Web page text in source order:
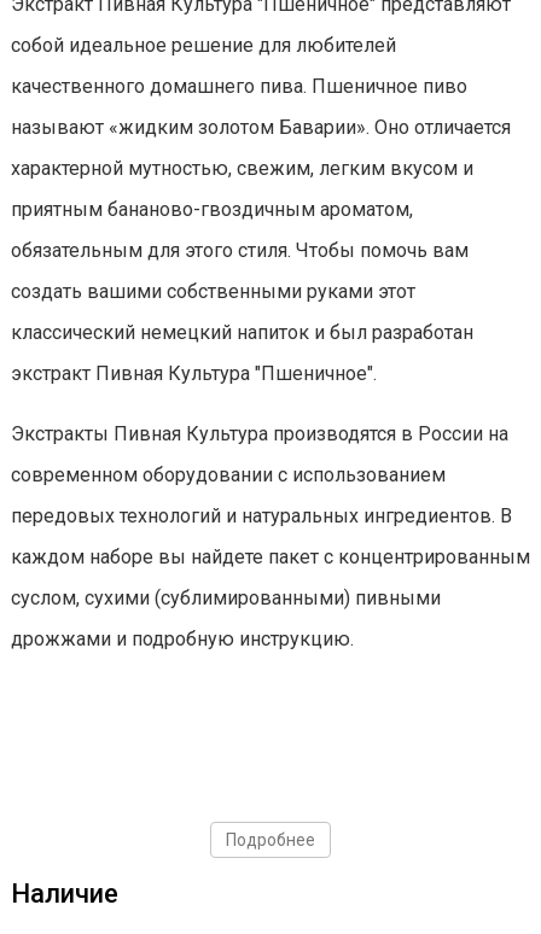
Экстракт Пивная Культура "Пшеничное" представляют
собой идеальное решение для любителей
качественного домашнего пива. Пшеничное пиво
называют «жидким золотом Баварии». Оно отличается
характерной мутностью, свежим, легким вкусом и
приятным бананово-гвоздичным ароматом,
обязательным для этого стиля. Чтобы помочь вам
создать вашими собственными руками этот
классический немецкий напиток и был разработан
экстракт Пивная Культура "Пшеничное".
Экстракты Пивная Культура производятся в России на
современном оборудовании с использованием
передовых технологий и натуральных ингредиентов. В
каждом наборе вы найдете пакет с концентрированным
суслом, сухими (сублимированными) пивными
дрожжами и подробную инструкцию.
Подробнее
Наличие